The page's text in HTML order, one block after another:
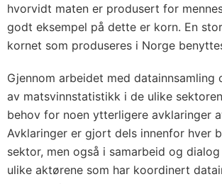
hvorvidt maten er produsert for
godt eksempel på dette er korn. En
kornet som produseres i Norge
Gjennom arbeidet med datainnsamling
av matsvinnstatistikk i de ulike
behov for noen ytterligere avklaringer
Avklaringer er gjort dels innenfor hver
sektor, men også i samarbeid og
ulike aktørene som har koordinert